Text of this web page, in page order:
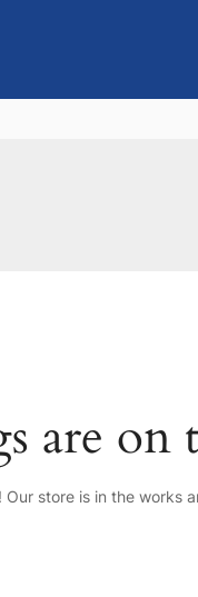
are on
store is in the works